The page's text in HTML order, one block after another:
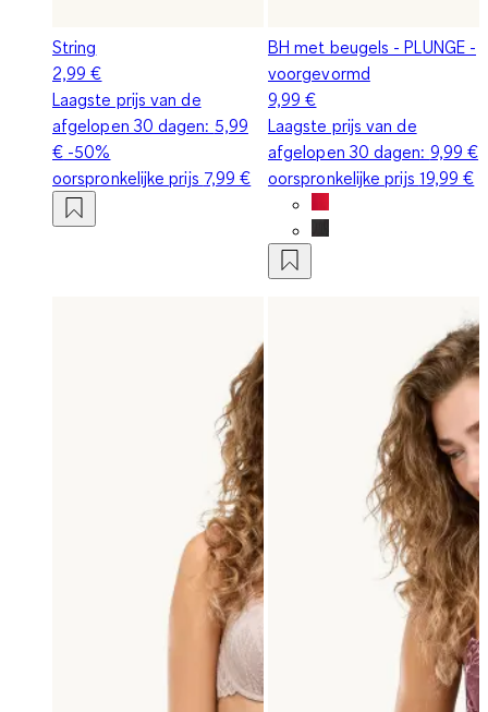
String
2,99 €
Laagste prijs van de
afgelopen 30 dagen: 5,99
€ -50%
oorspronkelijke prijs 7,99 €
BH met beugels - PLUNGE -
voorgevormd
9,99 €
Laagste prijs van de
afgelopen 30 dagen: 9,99 €
oorspronkelijke prijs 19,99 €